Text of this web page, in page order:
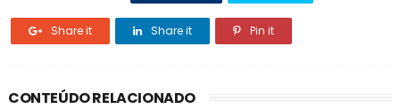
Share it Share it Pin it
CONTEÚDO RELACIONADO